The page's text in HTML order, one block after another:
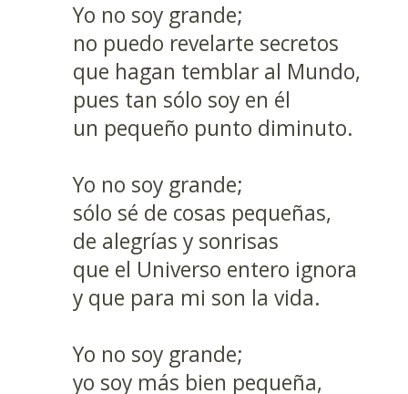
Yo no soy grande;
no puedo revelarte secretos
que hagan temblar al Mundo,
pues tan sólo soy en él
un pequeño punto diminuto.
Yo no soy grande;
sólo sé de cosas pequeñas,
de alegrías y sonrisas
que el Universo entero ignora
y que para mi son la vida.
Yo no soy grande;
yo soy más bien pequeña,